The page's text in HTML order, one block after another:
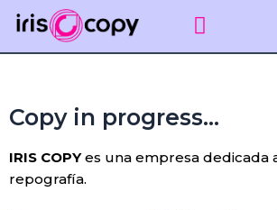
contenido
Copy in progress…
IRIS COPYes una empresa dedicada
repografía.